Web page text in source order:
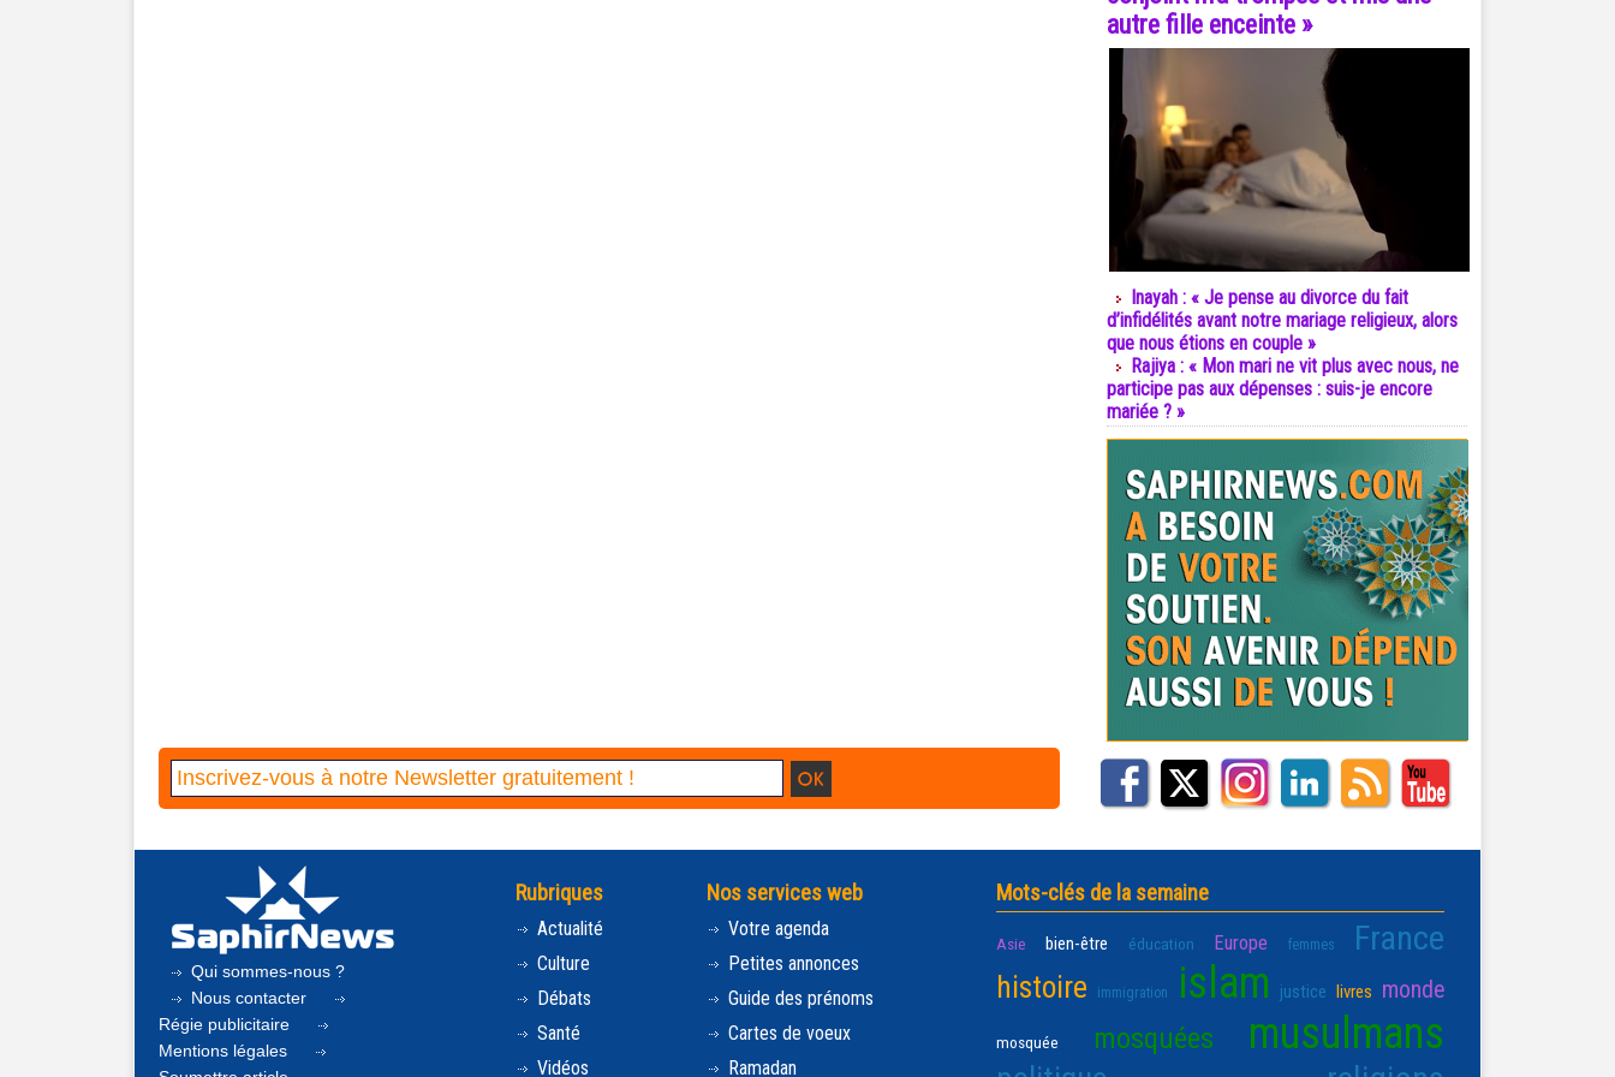
autre fille enceinte »
Inayah : « Je pense au divorce du fait
d’infidélités avant notre mariage religieux, alors
que nous étions en couple »
Rajiya : « Mon mari ne vit plus avec nous, ne
participe pas aux dépenses : suis-je encore
mariée ? »
Qui sommes-nous ?
Nous contacter
Régie publicitaire
Mentions légales
Rubriques
Actualité
Culture
Débats
Santé
Vidéos
Nos services web
Votre agenda
Petites annonces
Guide des prénoms
Cartes de voeux
Ramadan
Mots-clés de la semaine
Asie bien-être éducation Europe femmes France
histoire immigration islam justice livres monde
mosquée mosquées musulmans